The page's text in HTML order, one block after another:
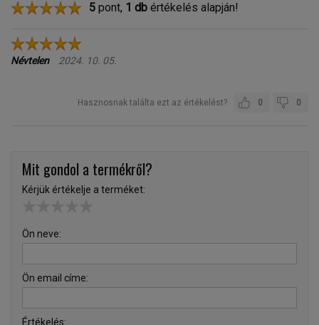
5 pont, 1 db értékelés alapján!
Névtelen 2024. 10. 05.
Hasznosnak találta ezt az értékelést? 0
0
Mit gondol a termékről?
Kérjük értékelje a terméket:
Ön neve:
Ön email címe:
Értékelés: